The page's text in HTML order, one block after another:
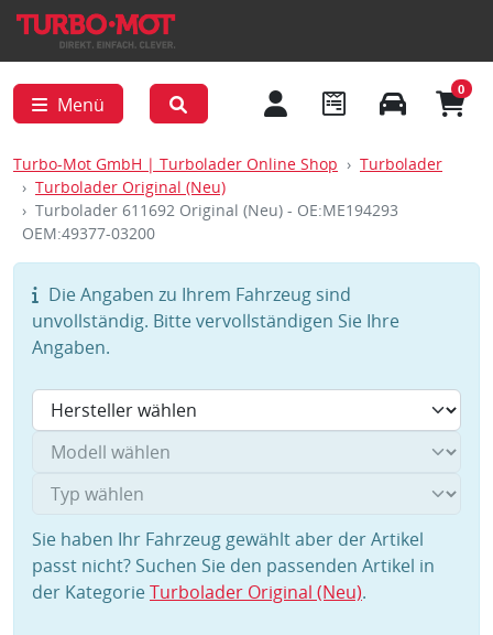
Menü
0
Turbo-Mot GmbH | Turbolader Online Shop
Turbolader
Turbolader Original (Neu)
Turbolader 611692 Original (Neu) - OE:ME194293
OEM:49377-03200
Die Angaben zu Ihrem Fahrzeug sind
unvollständig. Bitte vervollständigen Sie Ihre
Angaben.
Sie haben Ihr Fahrzeug gewählt aber der Artikel
passt nicht? Suchen Sie den passenden Artikel in
der KategorieTurbolader Original (Neu).